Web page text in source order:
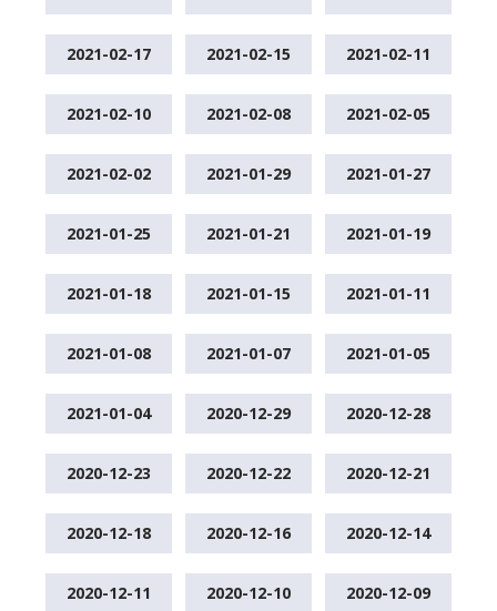
2021-02-17 2021-02-15 2021-02-11
2021-02-10 2021-02-08 2021-02-05
2021-02-02 2021-01-29 2021-01-27
2021-01-25 2021-01-21 2021-01-19
2021-01-18 2021-01-15 2021-01-11
2021-01-08 2021-01-07 2021-01-05
2021-01-04 2020-12-29 2020-12-28
2020-12-23 2020-12-22 2020-12-21
2020-12-18 2020-12-16 2020-12-14
2020-12-11 2020-12-10 2020-12-09